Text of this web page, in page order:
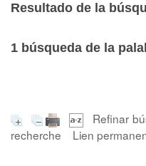
Resultado de la
1 búsqueda de la
Refinar
recherche
Lien